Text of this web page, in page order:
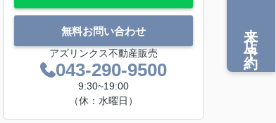
無料お問い合わせ
アズリンクス不動産販売
043-290-9500
9:30~19:00
（休：水曜日）
来店予約